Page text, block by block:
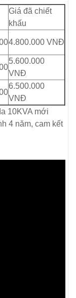
Giá đã chiết
khấu
4.800.000 VNĐ
5.600.000
VNĐ
6.500.000
VNĐ
10KVA mới
4 năm, cam kết